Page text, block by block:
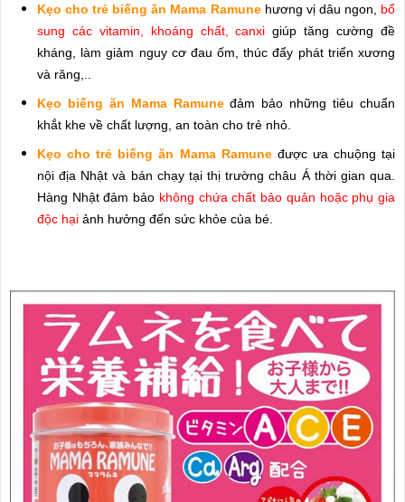
Kẹo cho trẻ biếng ăn Mama Ramune hương vị dâu ngon, bổ
sung các vitamin, khoáng chất, canxigiúp tăng cường đề
kháng, làm giảm nguy cơ đau ốm, thúc đẩy phát triển xương
và răng,..
Kẹo biếng ăn Mama Ramuneđảm bảo những tiêu chuẩn
khắt khe về chất lượng, an toàn cho trẻ nhỏ.
Kẹo cho trẻ biếng ăn Mama Ramuneđược ưa chuộng tại
nội địa Nhật và bán chạy tại thị trường châu Á thời gian qua.
Hàng Nhật đảm bảo không chứa chất bảo quản hoặc phụ gia
độc hại ảnh hưởng đến sức khỏe của bé.